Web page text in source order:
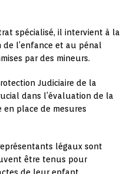
spécialisé, il intervient à la
l’enfance et au pénal
par des mineurs.
Judiciaire de la
dans l’évaluation de la
place de mesures
légaux sont
être tenus pour
de leur enfant.